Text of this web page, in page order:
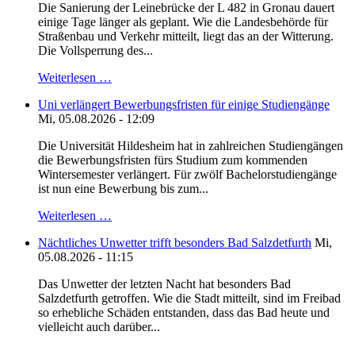
Die Sanierung der Leinebrücke der L 482 in Gronau dauert
einige Tage länger als geplant. Wie die Landesbehörde für
Straßenbau und Verkehr mitteilt, liegt das an der Witterung.
Die Vollsperrung des...
Weiterlesen …
Uni verlängert Bewerbungsfristen für einige Studiengänge
Mi, 05.08.2026 - 12:09
Die Universität Hildesheim hat in zahlreichen Studiengängen
die Bewerbungsfristen fürs Studium zum kommenden
Wintersemester verlängert. Für zwölf Bachelorstudiengänge
ist nun eine Bewerbung bis zum...
Weiterlesen …
Nächtliches Unwetter trifft besonders Bad Salzdetfurth Mi,
05.08.2026 - 11:15
Das Unwetter der letzten Nacht hat besonders Bad
Salzdetfurth getroffen. Wie die Stadt mitteilt, sind im Freibad
so erhebliche Schäden entstanden, dass das Bad heute und
vielleicht auch darüber...